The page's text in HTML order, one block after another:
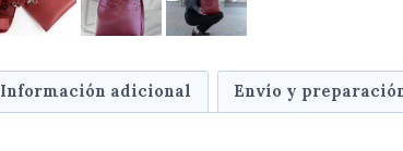
Información adicional Envío y